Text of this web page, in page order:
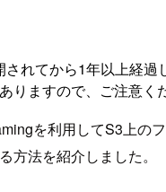
されてから1年以上経過
りますので、ご注意く
を利用してS3上の
方法を紹介しました。